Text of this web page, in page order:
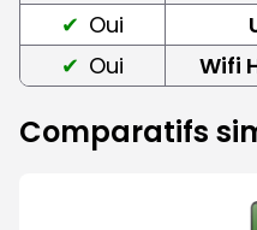
Oui
Oui
Wifi
Comparatifs